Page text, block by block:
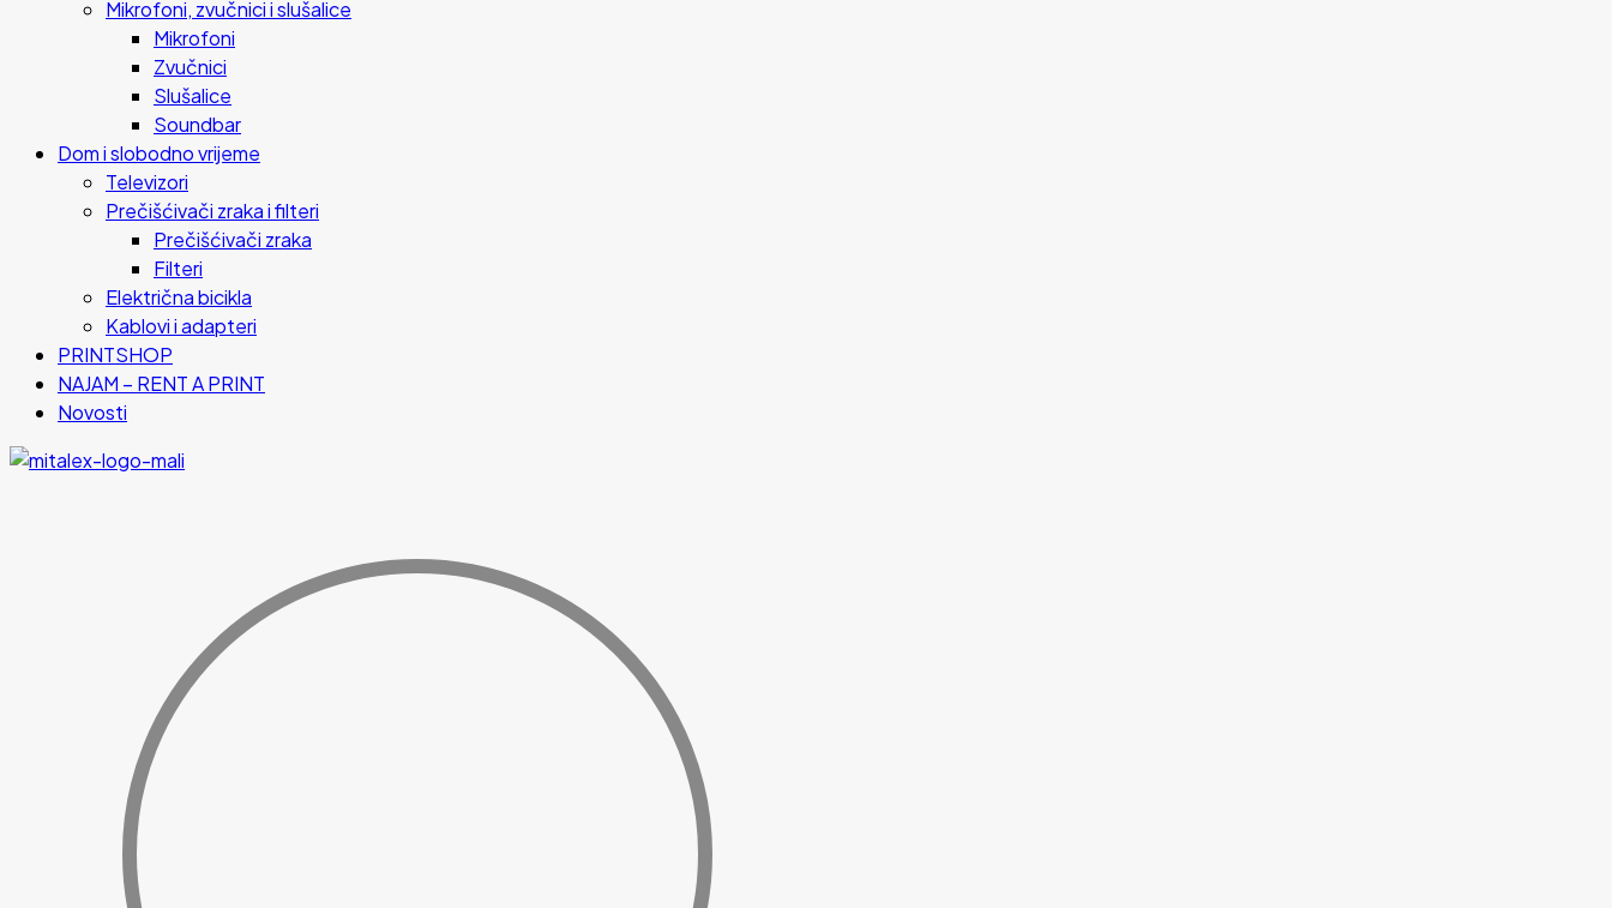
Mikrofoni, zvučnici i slušalice
Mikrofoni
Zvučnici
Slušalice
Soundbar
Dom i slobodno vrijeme
Televizori
Prečišćivači zraka i filteri
Prečišćivači zraka
Filteri
Električna bicikla
Kablovi i adapteri
PRINTSHOP
NAJAM – RENT A PRINT
Novosti